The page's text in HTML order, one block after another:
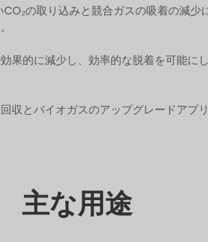
の取り込みと競合ガスの吸着の減
果的に減少し、効率的な脱着を可能に
とバイオガスのアップグレードアプ
主な用途